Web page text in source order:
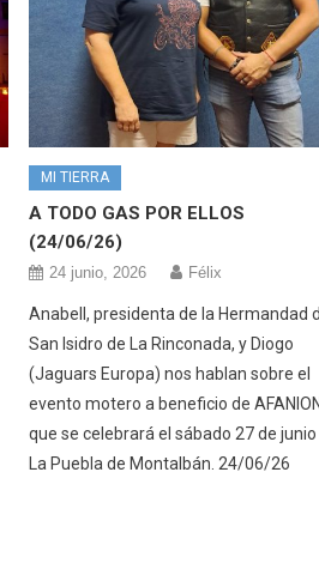
MI TIERRA
A TODO GAS POR ELLOS
(24/06/26)
24 junio, 2026 Félix
Anabell, presidenta de la Hermandad
San Isidro de La Rinconada, y Diogo
(Jaguars Europa) nos hablan sobre el
evento motero a beneficio de
que se celebrará el sábado 27 de junio
La Puebla de Montalbán. 24/06/26